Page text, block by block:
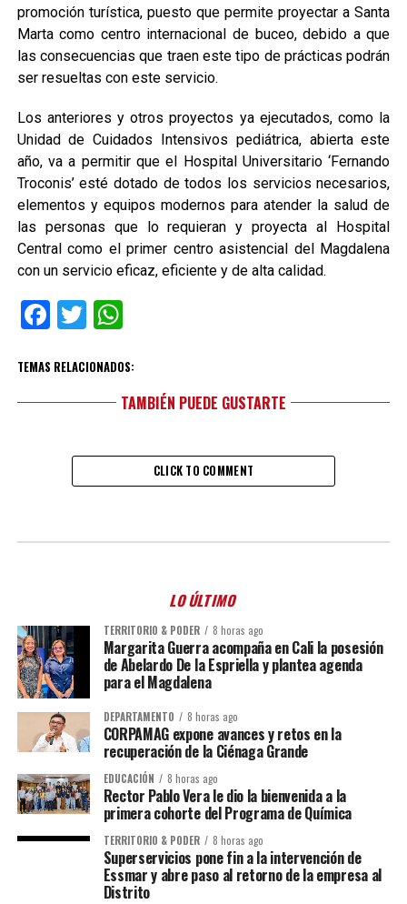
promoción turística, puesto que permite proyectar a Santa
Marta como centro internacional de buceo, debido a que
las consecuencias que traen este tipo de prácticas podrán
ser resueltas con este servicio.
Los anteriores y otros proyectos ya ejecutados, como la
Unidad de Cuidados Intensivos pediátrica, abierta este
año, va a permitir que el Hospital Universitario ‘Fernando
Troconis’ esté dotado de todos los servicios necesarios,
elementos y equipos modernos para atender la salud de
las personas que lo requieran y proyecta al Hospital
Central como el primer centro asistencial del Magdalena
con un servicio eficaz, eficiente y de alta calidad.
Facebook
TwitterWhatsApp
TEMAS RELACIONADOS:
TAMBIÉN PUEDE GUSTARTE
CLICK TO COMMENT
LO ÚLTIMO
TERRITORIO & PODER 8 horas ago
Margarita Guerra acompaña en Cali la posesión
de Abelardo De la Espriella y plantea agenda
para el Magdalena
DEPARTAMENTO 8 horas ago
CORPAMAG expone avances y retos en la
recuperación de la Ciénaga Grande
EDUCACIÓN 8 horas ago
Rector Pablo Vera le dio la bienvenida a la
primera cohorte del Programa de Química
TERRITORIO & PODER 8 horas ago
Superservicios pone fin a la intervención de
Essmar y abre paso al retorno de la empresa al
Distrito